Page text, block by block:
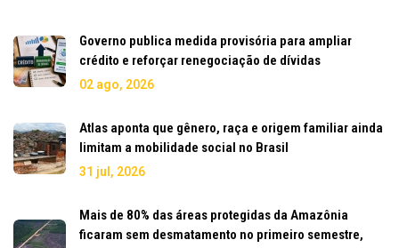
Governo publica medida provisória para ampliar
crédito e reforçar renegociação de dívidas
02 ago, 2026
Atlas aponta que gênero, raça e origem familiar ainda
limitam a mobilidade social no Brasil
31 jul, 2026
Mais de 80% das áreas protegidas da Amazônia
ficaram sem desmatamento no primeiro semestre,